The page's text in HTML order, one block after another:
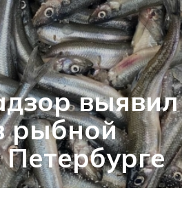
выявил
рыбной